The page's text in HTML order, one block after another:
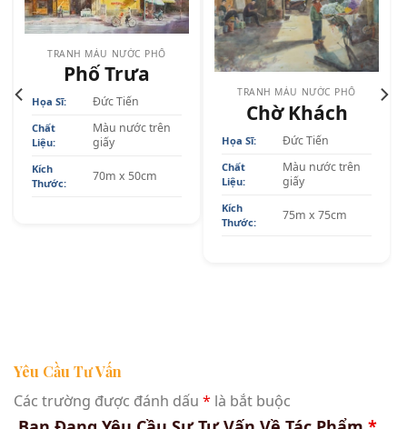
TRANH MÀU NƯỚC PHỐ
Phố Trưa
Họa Sĩ: Đức Tiến
Chất
Liệu:
Màu nước trên
giấy
Kích
Thước:
70m x 50cm
TRANH MÀU NƯỚC PHỐ
Chờ Khách
Họa Sĩ: Đức Tiến
Chất
Liệu:
Màu nước trên
giấy
Kích
Thước:
75m x 75cm
Yêu Cầu Tư Vấn
Các trường được đánh dấu * là bắt buộc